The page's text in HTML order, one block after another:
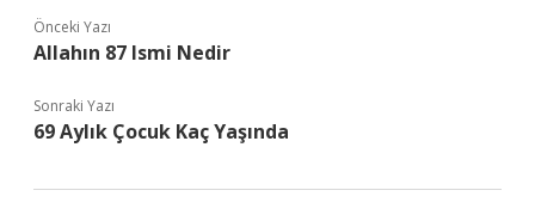
Önceki Yazı
Allahın 87 Ismi Nedir
Sonraki Yazı
69 Aylık Çocuk Kaç Yaşında